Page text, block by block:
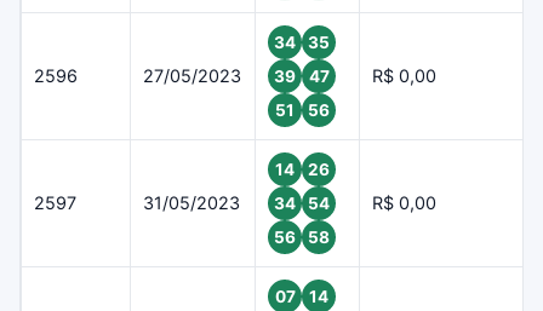
2596 27/05/2023
34
35
39
47
51
56
R$ 0,00
2597 31/05/2023
14
26
34
54
56
58
R$ 0,00
07
14